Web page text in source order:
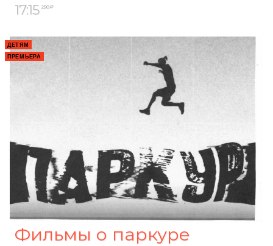
17:15 250 ₽
ДЕТЯМ
ПРЕМЬЕРА
Фильмы о паркуре